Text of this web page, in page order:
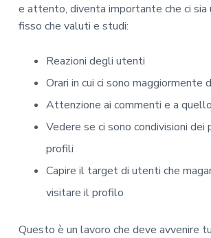
e attento, diventa importante che ci
fisso che valuti e studi:
Reazioni degli utenti
Orari in cui ci sono maggiormente
Attenzione ai commenti e a
Vedere se ci sono condivisioni
profili
Capire il target di utenti che
visitare il profilo
Questo è un lavoro che deve avvenire